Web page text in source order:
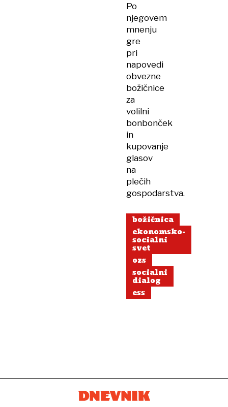
Po
njegovem
mnenju
gre
pri
napovedi
obvezne
božičnice
za
volilni
bonbonček
in
kupovanje
glasov
na
plečih
gospodarstva.
božičnica
ekonomsko-
socialni
svet
ozs
socialni
dialog
ess